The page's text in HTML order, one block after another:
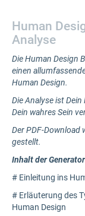
Human
Analyse
Die Human Design
einen
Human Design.
Die Analyse ist
Dein wahres Sein
Der PDF-
gestellt.
Inhalt der
# Einleitung ins
# Erläuterung des
Human Design